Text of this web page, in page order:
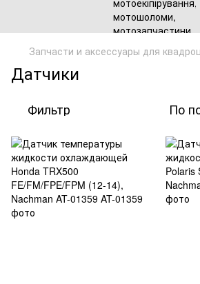
Запчасти и аксессуары для
Датчики
Фильтр По